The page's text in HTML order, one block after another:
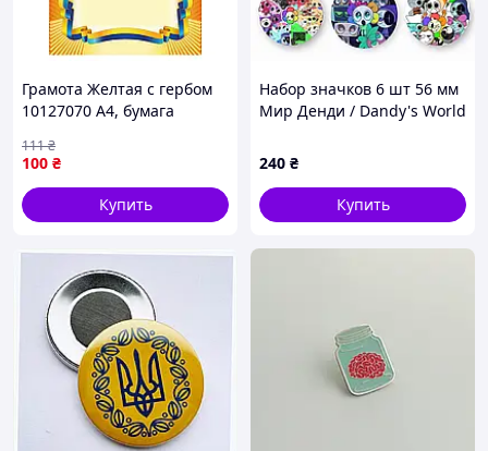
Грамота Желтая с гербом
10127070 А4, бумага
матовая
100 ₴
111₴
Купить
Набор значков 6 шт 56 мм
Мир Денди / Dandy's World
240 ₴
Купить